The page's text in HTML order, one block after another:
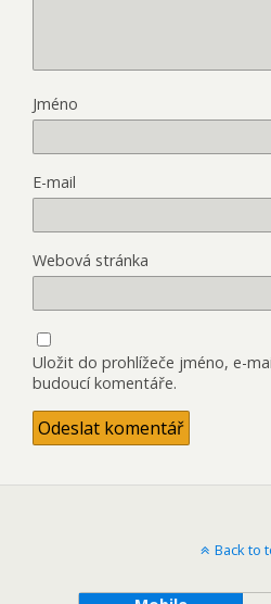
Jméno
E-mail
Webová stránka
Uložit do prohlížeče jméno, e-
budoucí komentáře.
Back to